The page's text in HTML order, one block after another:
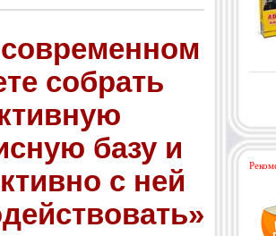
собрать
базу и
с ней